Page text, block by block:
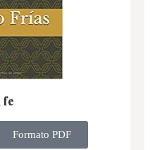
fe
Formato PDF